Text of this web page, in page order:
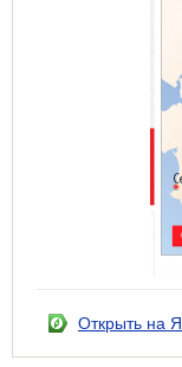
Открыть на